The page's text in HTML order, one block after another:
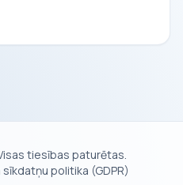
tiesības paturētas.
politika (GDPR)